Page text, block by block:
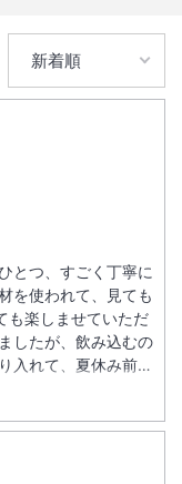
とつ、すごく丁寧に
を使われて、見ても
も楽しませていただ
したが、飲み込むの